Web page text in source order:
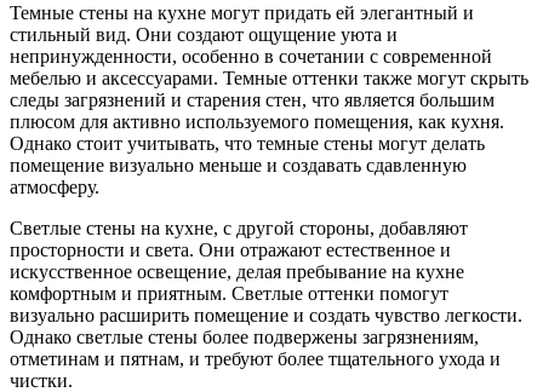
Темные стены на кухне могут придать ей элегантный и
стильный вид. Они создают ощущение уюта и
непринужденности, особенно в сочетании с современной
мебелью и аксессуарами. Темные оттенки также могут скрыть
следы загрязнений и старения стен, что является большим
плюсом для активно используемого помещения, как кухня.
Однако стоит учитывать, что темные стены могут делать
помещение визуально меньше и создавать сдавленную
атмосферу.
Светлые стены на кухне, с другой стороны, добавляют
просторности и света. Они отражают естественное и
искусственное освещение, делая пребывание на кухне
комфортным и приятным. Светлые оттенки помогут
визуально расширить помещение и создать чувство легкости.
Однако светлые стены более подвержены загрязнениям,
отметинам и пятнам, и требуют более тщательного ухода и
чистки.